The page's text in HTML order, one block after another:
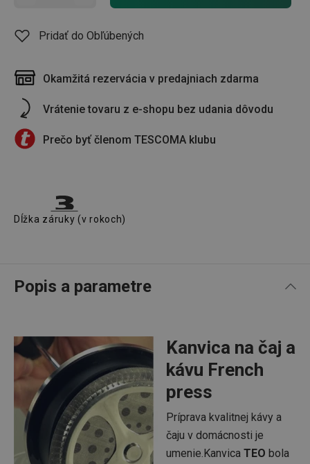
Pridať do Obľúbených
Okamžitá rezervácia v predajniach zdarma
Vrátenie tovaru z e-shopu bez udania dôvodu
Prečo byť členom TESCOMA klubu
Dĺžka záruky (v rokoch)
Popis a parametre
Kanvica na čaj a
kávu French
press
Príprava kvalitnej kávy a
čaju v domácnosti je
umenie.Kanvica TEO bola